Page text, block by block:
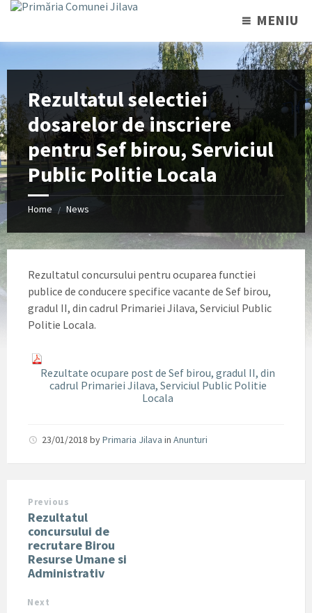
MENIU
Rezultatul selectiei
dosarelor de inscriere
pentru Sef birou, Serviciul
Public Politie Locala
Home / News
Rezultatul concursului pentru ocuparea functiei
publice de conducere specifice vacante de Sef birou,
gradul II, din cadrul Primariei Jilava, Serviciul Public
Politie Locala.
Rezultate ocupare post de Sef birou, gradul II, din
cadrul Primariei Jilava, Serviciul Public Politie
Locala
23/01/2018 byPrimaria Jilava in Anunturi
Previous
Rezultatul
concursului de
recrutare Birou
Resurse Umane si
Administrativ
Next